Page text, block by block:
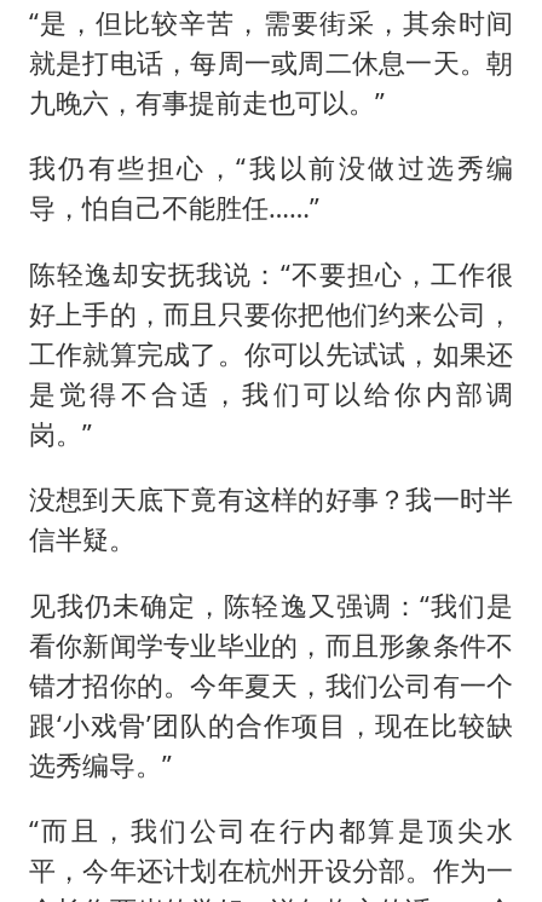
“是，但比较辛苦，需要街采，其余时间
就是打电话，每周一或周二休息一天。朝
九晚六，有事提前走也可以。”
我仍有些担心，“我以前没做过选秀编
导，怕自己不能胜任……”
陈轻逸却安抚我说：“不要担心，工作很
好上手的，而且只要你把他们约来公司，
工作就算完成了。你可以先试试，如果还
是觉得不合适，我们可以给你内部调
岗。”
没想到天底下竟有这样的好事？我一时半
信半疑。
见我仍未确定，陈轻逸又强调：“我们是
看你新闻学专业毕业的，而且形象条件不
错才招你的。今年夏天，我们公司有一个
跟‘小戏骨’团队的合作项目，现在比较缺
选秀编导。”
“而且，我们公司在行内都算是顶尖水
平，今年还计划在杭州开设分部。作为一